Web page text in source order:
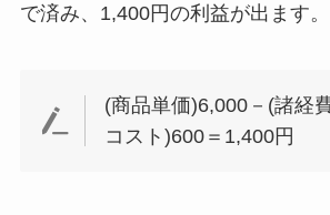
で済み、1,400円の利益が出ます。
(商品単価)6,000－(諸経
コスト)600＝1,400円